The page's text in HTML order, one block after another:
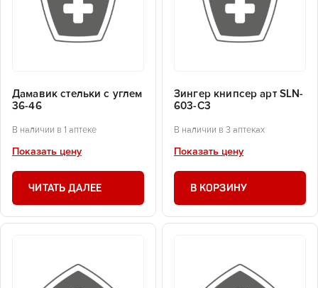
Дамавик стельки с углем
36-46
В наличии в 1 аптеке
Показать цену
ЧИТАТЬ ДАЛЕЕ
Зингер книпсер арт SLN-
603-С3
В наличии в 3 аптеках
Показать цену
В КОРЗИНУ